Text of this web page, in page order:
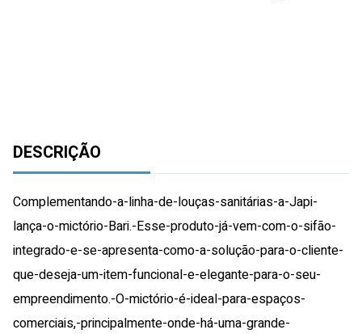
DESCRIÇÃO
Complementando-a-linha-de-louças-sanitárias-a-Japi-
lança-o-mictório-Bari.-Esse-produto-já-vem-com-o-sifão-
integrado-e-se-apresenta-como-a-solução-para-o-cliente-
que-deseja-um-item-funcional-e-elegante-para-o-seu-
empreendimento.-O-mictório-é-ideal-para-espaços-
comerciais,-principalmente-onde-há-uma-grande-